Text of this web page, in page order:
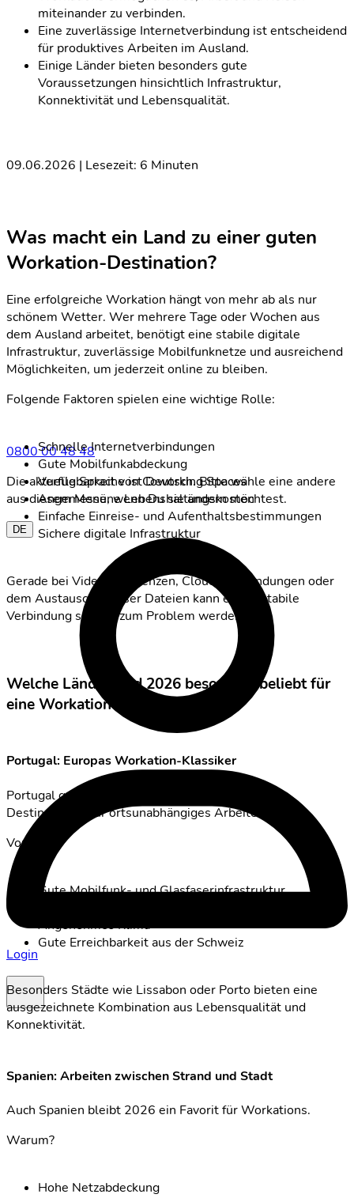
0800 00 48 48
Die aktuelle Sprache ist Deutsch. Bitte wähle eine andere
aus diesem Menü, wenn Du sie ändern möchtest.
DE
Login
miteinander zu verbinden.
Eine zuverlässige Internetverbindung ist entscheidend
für produktives Arbeiten im Ausland.
Einige Länder bieten besonders gute
Voraussetzungen hinsichtlich Infrastruktur,
Konnektivität und Lebensqualität.
09.06.2026 | Lesezeit: 6 Minuten
Was macht ein Land zu einer guten
Workation-Destination?
Eine erfolgreiche Workation hängt von mehr ab als nur
schönem Wetter. Wer mehrere Tage oder Wochen aus
dem Ausland arbeitet, benötigt eine stabile digitale
Infrastruktur, zuverlässige Mobilfunknetze und ausreichend
Möglichkeiten, um jederzeit online zu bleiben.
Folgende Faktoren spielen eine wichtige Rolle:
Schnelle Internetverbindungen
Gute Mobilfunkabdeckung
Verfügbarkeit von Coworking Spaces
Angemessene Lebenshaltungskosten
Einfache Einreise- und Aufenthaltsbestimmungen
Sichere digitale Infrastruktur
Gerade bei Videokonferenzen, Cloud-Anwendungen oder
dem Austausch grosser Dateien kann eine instabile
Verbindung schnell zum Problem werden.
Welche Länder sind 2026 besonders beliebt für
eine Workation?
Portugal: Europas Workation-Klassiker
Portugal gehört seit Jahren zu den beliebtesten
Destinationen für ortsunabhängiges Arbeiten.
Vorteile:
Gute Mobilfunk- und Glasfaserinfrastruktur
Angenehmes Klima
Gute Erreichbarkeit aus der Schweiz
Besonders Städte wie Lissabon oder Porto bieten eine
ausgezeichnete Kombination aus Lebensqualität und
Konnektivität.
Spanien: Arbeiten zwischen Strand und Stadt
Auch Spanien bleibt 2026 ein Favorit für Workations.
Warum?
Hohe Netzabdeckung